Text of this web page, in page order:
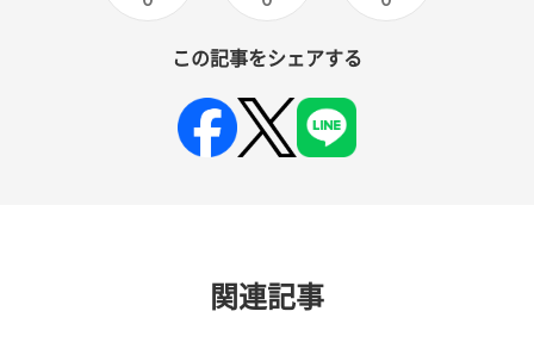
この記事をシェアする
関連記事